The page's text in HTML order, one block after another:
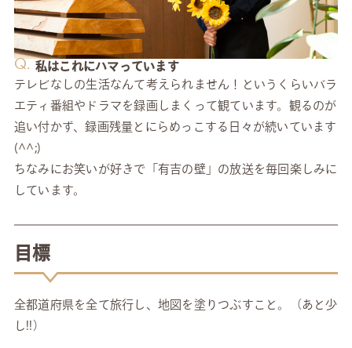
Q. 私はこれにハマっています
テレビなしの生活なんて考えられません！というくらいバラ
エティ番組やドラマを録画しまくって観ています。観るのが
追い付かず、録画残量とにらめっこする日々が続いています
(^^;)
ちなみにお笑いが好きで「有吉の壁」の放送を毎回楽しみに
しています。
目標
全都道府県を全て旅行し、地図を塗りつぶすこと。（あと少
し!!）